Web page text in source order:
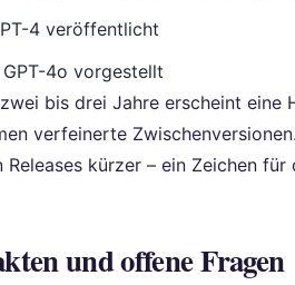
4 veröffentlicht
GPT-4o vorgestellt
bis drei Jahre erscheint eine
verfeinerte
Releases kürzer – ein Zeichen
und offene Fragen